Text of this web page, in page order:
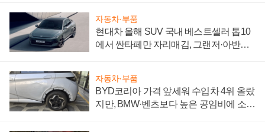
자동차·부품
현대차 올해 SUV 국내 베스트셀러 톱10
에서 싼타페만 자리매김, 그랜저·아반떼
자동차·부품
BYD코리아 가격 앞세워 수입차 4위 올랐
지만, BMW·벤츠보다 높은 공임비에 소비